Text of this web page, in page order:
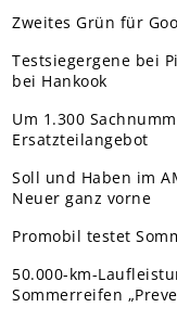
Zweites Grün für
Testsiegergene bei
bei Hankook
Um 1.300
Ersatzteilangebot
Soll und Haben im
Neuer ganz vorne
Promobil testet
50.000-km-
Sommerreifen